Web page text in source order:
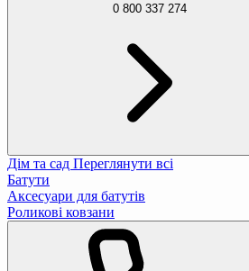
0 800 337 274
Дім та сад Переглянути всі
Батути
Аксесуари для батутів
Роликові ковзани